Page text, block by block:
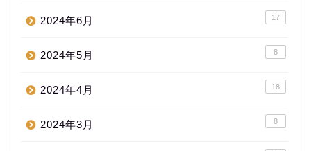
2024年6月 17
2024年5月 8
2024年4月 18
2024年3月 8